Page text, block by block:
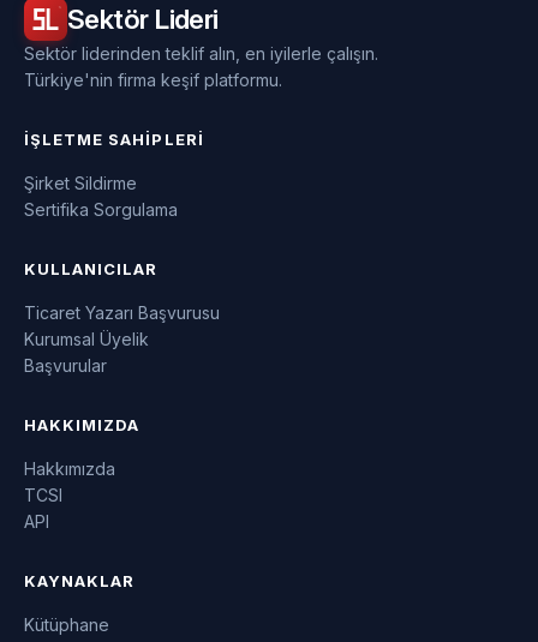
Sektör Lideri
Sektör liderinden teklif alın, en iyilerle çalışın.
Türkiye'nin firma keşif platformu.
İŞLETME SAHIPLERI
Şirket Sildirme
Sertifika Sorgulama
KULLANICILAR
Ticaret Yazarı Başvurusu
Kurumsal Üyelik
Başvurular
HAKKIMIZDA
Hakkımızda
TCSI
API
KAYNAKLAR
Kütüphane